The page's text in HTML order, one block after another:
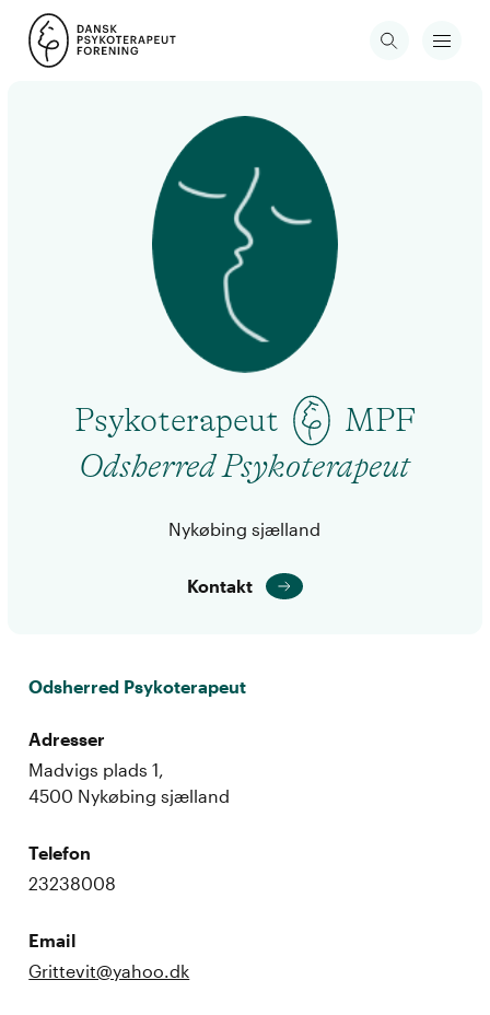
Psykoterapeut
MPF
Odsherred Psykoterapeut
Nykøbing sjælland
Kontakt
Odsherred Psykoterapeut
Adresser
Madvigs plads 1,
4500 Nykøbing sjælland
Telefon
23238008
Email
Grittevit@yahoo.dk